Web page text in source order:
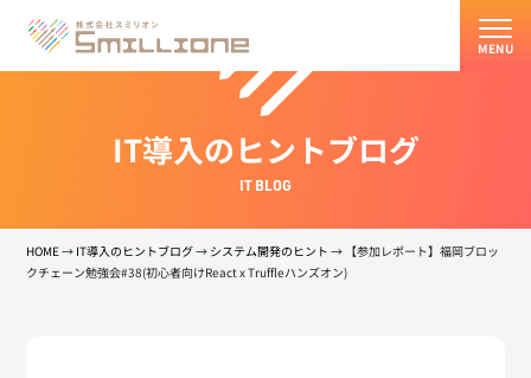
MENU
IT導入のヒントブログ
IT BLOG
HOME→ IT導入のヒントブログ→ システム開発のヒント → 【参加レポート】福岡ブロッ
クチェーン勉強会#38(初心者向けReact x Truffleハンズオン)